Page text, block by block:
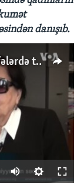
danışıb.
Novella Cəfəroğlu: Qadınların vəzifələrdə təmsilçiliyi üçün kvota olmalıdır